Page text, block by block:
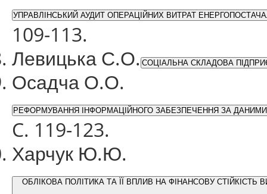
УПРАВЛІНСЬКИЙ АУДИТ ОПЕРАЦІЙНИХ ВИТРАТ
109-113.
Левицька С.О. СОЦІАЛЬНА СКЛАДОВА
Осадча О.О.
РЕФОРМУВАННЯ ІНФОРМАЦІЙНОГО ЗАБЕЗПЕЧЕННЯ ЗА ДАНИМИ
C. 119-123.
Харчук Ю.Ю.
ОБЛІКОВА ПОЛІТИКА ТА ЇЇ ВПЛИВ НА ФІНАНСОВУ